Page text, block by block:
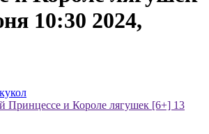
10:30 2024,
Принцессе и Короле лягушек [6+] 13